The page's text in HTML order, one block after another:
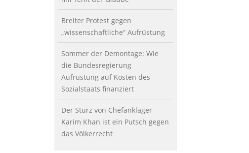
Breiter Protest gegen
„wissenschaftliche“ Aufrüstung
Sommer der Demontage: Wie
die Bundesregierung
Aufrüstung auf Kosten des
Sozialstaats finanziert
Der Sturz von Chefankläger
Karim Khan ist ein Putsch gegen
das Völkerrecht